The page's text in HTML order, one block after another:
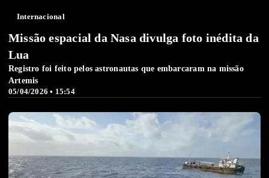
Internacional
05/04/2026 • 15:54
Missão espacial da Nasa divulga foto inédita da
Lua
Registro foi feito pelos astronautas que embarcaram na missão
Artemis